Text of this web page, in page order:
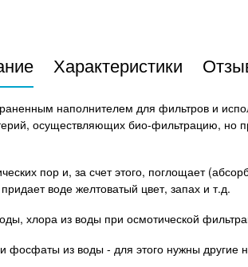
Характеристики
наполнителем для фильтров и
осуществляющих био-фильтрацию, но
пор и, за счет этого, поглощает
воде желтоватый цвет, запах и т.д.
хлора из воды при осмотической
из воды - для этого нужны другие